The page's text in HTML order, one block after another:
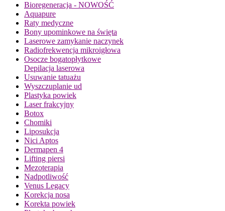
Bioregeneracja - NOWOŚĆ
Aquapure
Raty medyczne
Bony upominkowe na święta
Laserowe zamykanie naczynek
Radiofrekwencja mikroigłowa
Osocze bogatopłytkowe
Depilacja laserowa
Usuwanie tatuażu
Wyszczuplanie ud
Plastyka powiek
Laser frakcyjny
Botox
Chomiki
Liposukcja
Nici Aptos
Dermapen 4
Lifting piersi
Mezoterapia
Nadpotliwość
Venus Legacy
Korekcja nosa
Korekta powiek